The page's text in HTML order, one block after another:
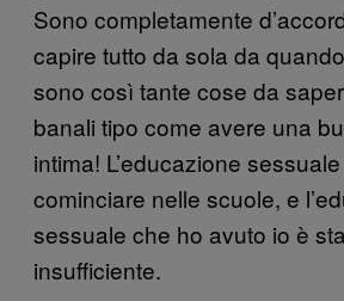
Sono completamente
capire tutto da sola da
sono così tante cose da
banali tipo come avere una
intima! L’educazione
cominciare nelle scuole, e
sessuale che ho avuto io è
insufficiente.